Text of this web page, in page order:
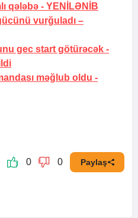
qələbə - YENİLƏNİB
vurğuladı –
gec start götürəcək -
məğlub oldu -
0 0 Paylaş